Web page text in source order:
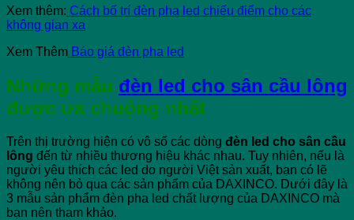
Xem thêm: Cách bố trí đèn pha led chiếu điểm cho các
không gian xa
Xem Thêm Báo giá đèn pha led
Những mẫu đèn led cho sân cầu lông
được ưa chuộng nhất
Trên thị trường hiện có vô số các dòng đèn led cho sân cầu
lông đến từ nhiều thương hiệu khác nhau. Tuy nhiên, nếu là
người yêu thích các led do người Việt sản xuất, bạn có lẽ
không nên bỏ qua các sản phẩm của DAXINCO. Dưới đây là
3 mẫu sản phẩm đèn pha led chất lượng của DAXINCO mà
bạn nên tham khảo.